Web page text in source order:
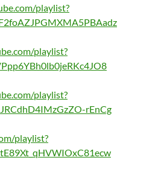
playlist?
playlist?
playlist?
rEnCg
playlist?